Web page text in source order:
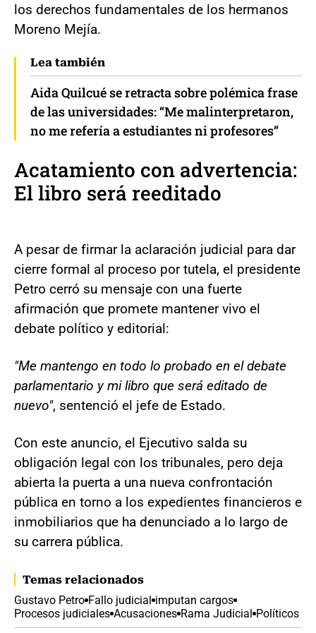
los derechos fundamentales de los hermanos
Moreno Mejía.
Lea también
Aida Quilcué se retracta sobre polémica frase
de las universidades: “Me malinterpretaron,
no me refería a estudiantes ni profesores”
Acatamiento con advertencia:
El libro será reeditado
A pesar de firmar la aclaración judicial para dar
cierre formal al proceso por tutela, el presidente
Petro cerró su mensaje con una fuerte
afirmación que promete mantener vivo el
debate político y editorial:
"Me mantengo en todo lo probado en el debate
parlamentario y mi libro que será editado de
nuevo", sentenció el jefe de Estado.
Con este anuncio, el Ejecutivo salda su
obligación legal con los tribunales, pero deja
abierta la puerta a una nueva confrontación
pública en torno a los expedientes financieros e
inmobiliarios que ha denunciado a lo largo de
su carrera pública.
Temas relacionados
Gustavo Petro Fallo judicial imputan cargos
Procesos judiciales Acusaciones Rama Judicial Políticos